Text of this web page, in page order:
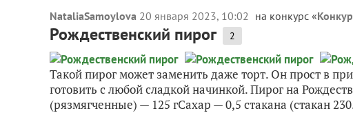
NataliaSamoylova 20 января 2023, 10:02 на конкурс «
Рождественский пирог 2
Такой пирог может заменить даже торт. Он прост в
готовить с любой сладкой начинкой. Пирог на
(рязмягченные) — 125 гСахар — 0,5 стакана (стакан